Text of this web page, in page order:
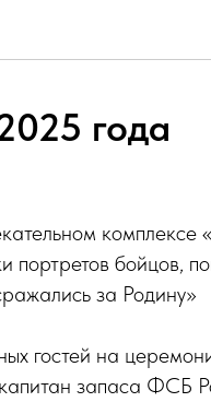
года
комплексе
портретов бойцов,
за Родину»
гостей на
запаса ФСБ